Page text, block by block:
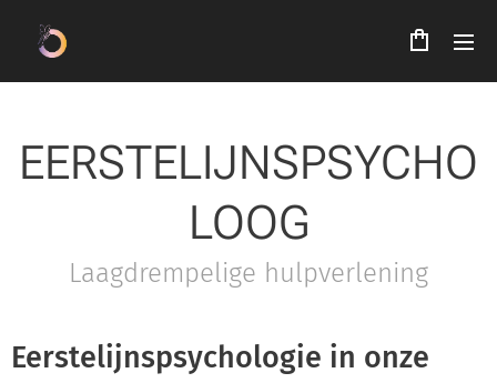
EERSTELIJNSPSYCHO
LOOG
Laagdrempelige hulpverlening
Eerstelijnspsychologie in onze